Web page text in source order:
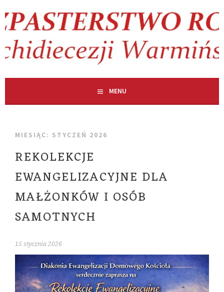
to
content
MENU
MIESIĄC: STYCZEŃ 2026
REKOLEKCJE
EWANGELIZACYJNE DLA
MAŁŻONKÓW I OSÓB
SAMOTNYCH
15 stycznia 2026